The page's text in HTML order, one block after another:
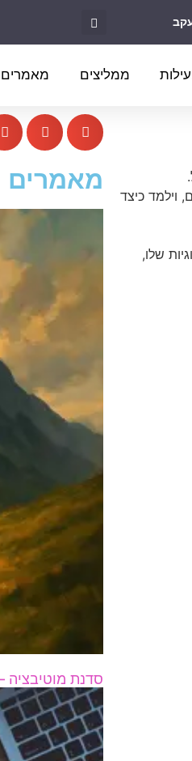
ממליצים מאמרים
וילמד כיצד
שלו,
מאמרים
סדנת מוטיבציה